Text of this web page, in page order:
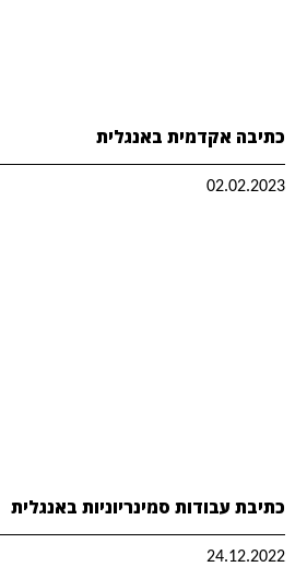
כתיבה אקדמית באנגלית
02.02.2023
כתיבת עבודות סמינריוניות באנגלית
24.12.2022